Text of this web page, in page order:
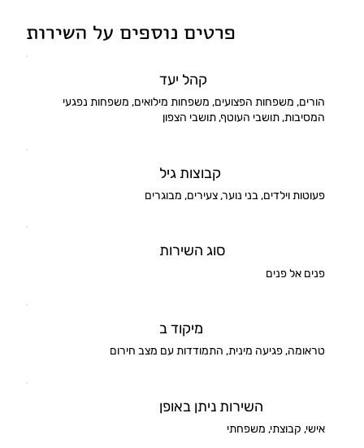
קהל יעד
הורים, משפחות הפצועים, משפחות מילואים, משפחות נפגעי
המסיבות, תושבי העוטף, תושבי הצפון
קבוצות גיל
פעוטות וילדים, בני נוער, צעירים, מבוגרים
סוג השירות
פנים אל פנים
מיקוד ב
טראומה, פגיעה מינית, התמודדות עם מצב חירום
השירות ניתן באופן
אישי, קבוצתי, משפחתי
פרטים נוספים על השירות